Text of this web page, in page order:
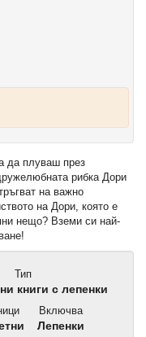
да плуваш през
рибка Дори
на важно
на Дори, която е
нещо? Вземи си най-
Тип
книги с лепенки
Включва
Лепенки